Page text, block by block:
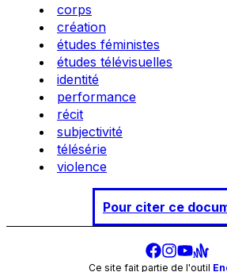
corps
création
études féministes
études télévisuelles
identité
performance
récit
subjectivité
télésérie
violence
Pour citer ce
Ce site fait partie de l'outil